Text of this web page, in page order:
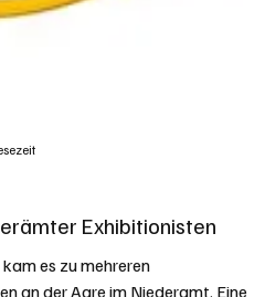
ein: "Das rosa Einhorn",